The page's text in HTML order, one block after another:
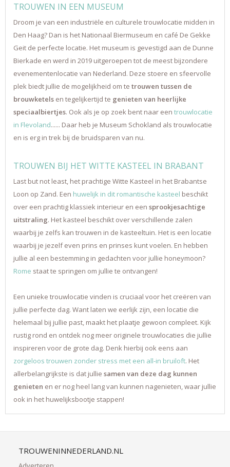
TROUWEN IN EEN MUSEUM
Droom je van een industriële en culturele trouwlocatie midden in
Den Haag? Dan is het Nationaal Biermuseum en café De Gekke
Geit de perfecte locatie. Het museum is gevestigd aan de Dunne
Bierkade en werd in 2019 uitgeroepen tot de meest bijzondere
evenementenlocatie van Nederland. Deze stoere en sfeervolle
plek biedt jullie de mogelijkheid om te trouwen tussen de
brouwketels en tegelijkertijd te genieten van heerlijke
speciaalbiertjes. Ook als je op zoek bent naar een trouwlocatie
in Flevoland...... Daar heb je Museum Schokland als trouwlocatie
en is erg in trek bij de bruidsparen van nu.
TROUWEN BIJ HET WITTE KASTEEL IN BRABANT
Last but not least, het prachtige Witte Kasteel in het Brabantse
Loon op Zand. Een huwelijk in dit romantische kasteel beschikt
over een prachtig klassiek interieur en een sprookjesachtige
uitstraling. Het kasteel beschikt over verschillende zalen
waarbij je zelfs kan trouwen in de kasteeltuin. Het is een locatie
waarbij je jezelf even prins en prinses kunt voelen. En hebben
jullie al een bestemming in gedachten voor jullie honeymoon?
Rome staat te springen om jullie te ontvangen!
Een unieke trouwlocatie vinden is cruciaal voor het creëren van
jullie perfecte dag. Want laten we eerlijk zijn, een locatie die
helemaal bij jullie past, maakt het plaatje gewoon compleet. Kijk
rustig rond en ontdek nog meer originele trouwlocaties die jullie
inspireren voor de grote dag. Denk hierbij ook eens aan
zorgeloos trouwen zonder stress met een all-in bruiloft. Het
allerbelangrijkste is dat jullie samen van deze dag kunnen
genieten en er nog heel lang van kunnen nagenieten, waar jullie
ook in het huwelijksbootje stappen!
TROUWENINNEDERLAND.NL